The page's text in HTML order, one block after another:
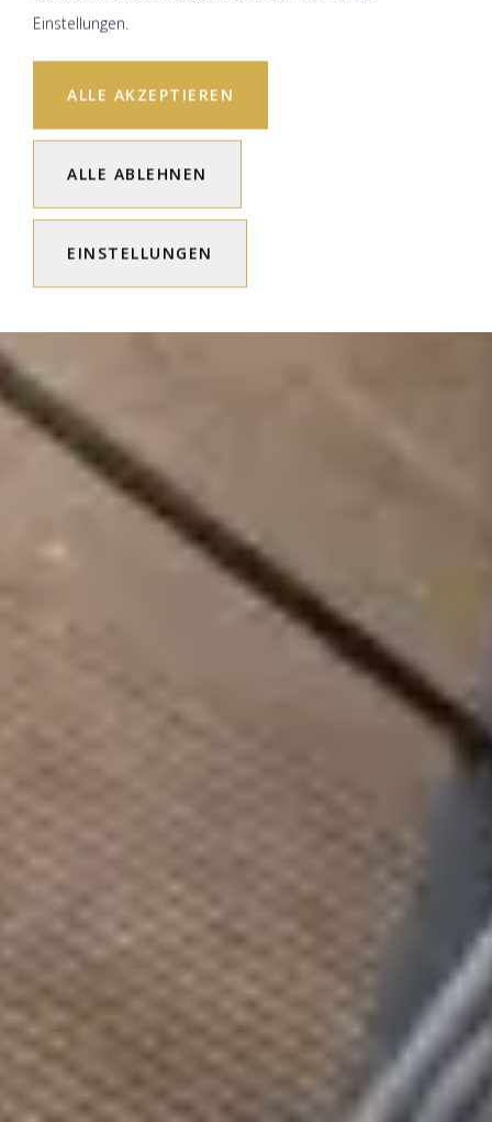
Einstellungen.
ALLE AKZEPTIEREN
ALLE ABLEHNEN
EINSTELLUNGEN